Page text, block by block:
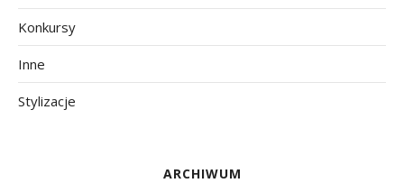
Konkursy
Inne
Stylizacje
ARCHIWUM